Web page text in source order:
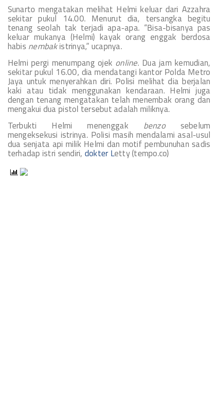
Sunarto mengatakan melihat Helmi keluar dari Azzahra
sekitar pukul 14.00. Menurut dia, tersangka begitu
tenang seolah tak terjadi apa-apa. “Bisa-bisanya pas
keluar mukanya (Helmi) kayak orang enggak berdosa
habis nembakistrinya,” ucapnya.
Helmi pergi menumpang ojek online. Dua jam kemudian,
sekitar pukul 16.00, dia mendatangi kantor Polda Metro
Jaya untuk menyerahkan diri. Polisi melihat dia berjalan
kaki atau tidak menggunakan kendaraan. Helmi juga
dengan tenang mengatakan telah menembak orang dan
mengakui dua pistol tersebut adalah miliknya.
Terbukti Helmi menenggak benzosebelum
mengeksekusi istrinya. Polisi masih mendalami asal-usul
dua senjata api milik Helmi dan motif pembunuhan sadis
terhadap istri sendiri, dokter Letty (tempo.co)